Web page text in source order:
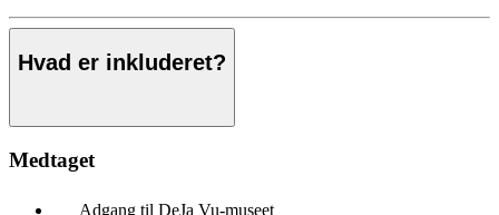
Hvad er inkluderet?
Medtaget
Adgang til DeJa Vu-museet